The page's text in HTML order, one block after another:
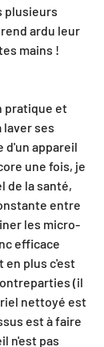
plusieurs
ardu leur
mains !
pratique et
ses
d'un appareil
une fois, je
de la santé,
entre
les micro-
efficace
en plus c'est
(il
nettoyé est
est à faire
n'est pas